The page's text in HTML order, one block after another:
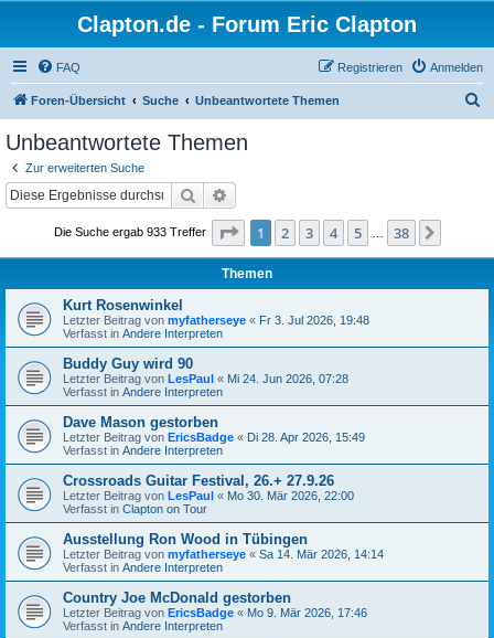
Clapton.de - Forum Eric Clapton
FAQ Anmelden
Registrieren
Foren-Übersicht Suche Unbeantwortete Themen
Unbeantwortete Themen
Zur erweiterten Suche
Suche
Die Suche ergab 933 Treffer Seite 1von 38
1 2 3 4 5 38
Themen
Kurt Rosenwinkel
Letzter Beitrag von myfatherseye « Fr 3. Jul 2026, 19:48
Verfasst in Andere Interpreten
Buddy Guy wird 90
Letzter Beitrag von LesPaul « Mi 24. Jun 2026, 07:28
Verfasst in Andere Interpreten
Dave Mason gestorben
Letzter Beitrag von EricsBadge « Di 28. Apr 2026, 15:49
Verfasst in Andere Interpreten
Crossroads Guitar Festival, 26.+ 27.9.26
Letzter Beitrag von LesPaul « Mo 30. Mär 2026, 22:00
Verfasst in Clapton on Tour
Ausstellung Ron Wood in Tübingen
Letzter Beitrag von myfatherseye « Sa 14. Mär 2026, 14:14
Verfasst in Andere Interpreten
Country Joe McDonald gestorben
Letzter Beitrag von EricsBadge « Mo 9. Mär 2026, 17:46
Verfasst in Andere Interpreten